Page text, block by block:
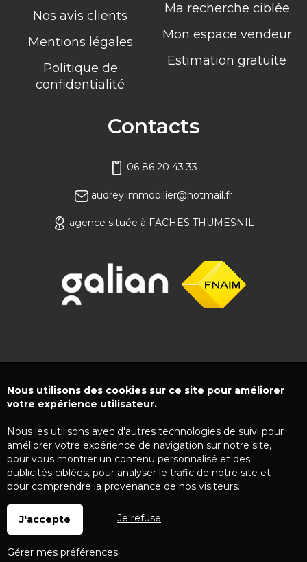
Nos avis clients
Mentions légales
Politique de
confidentialité
Ma recherche ciblée
Mon espace vendeur
Estimation gratuite
Contacts
06 86 20 43 33
audrey.immobilier@hotmail.fr
agence située à FACHES THUMESNIL
Nous utilisons des cookies sur ce site pour améliorer
votre expérience utilisateur.
Nous les utilisons avec d'autres technologies de suivi pour
améliorer votre expérience de navigation sur notre site,
pour vous montrer un contenu personnalisé et des
publicités ciblées, pour analyser le trafic de notre site et
pour comprendre la provenance de nos visiteurs.
J'accepte Je refuse
Gérer mes préférences